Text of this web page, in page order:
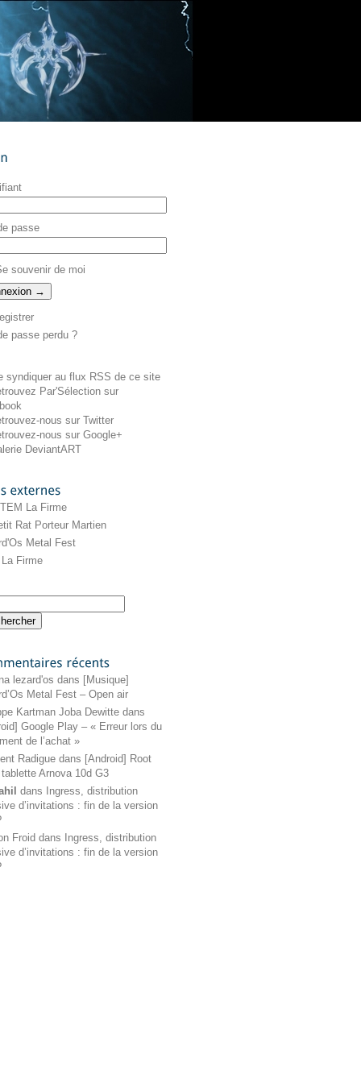
passe
souvenir de moi
passe perdu ?
La Firme
Rat Porteur Martien
Metal Fest
Firme
lezard'os dans [Musique]
Metal Fest – Open air
Kartman Joba Dewitte dans
Google Play – « Erreur lors du
de l’achat »
Radigue dans [Android] Root
Arnova 10d G3
dans Ingress, distribution
d’invitations : fin de la version
Froid dans Ingress, distribution
d’invitations : fin de la version